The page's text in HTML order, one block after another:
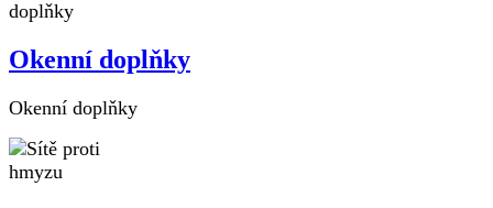
Okenní doplňky
Okenní doplňky